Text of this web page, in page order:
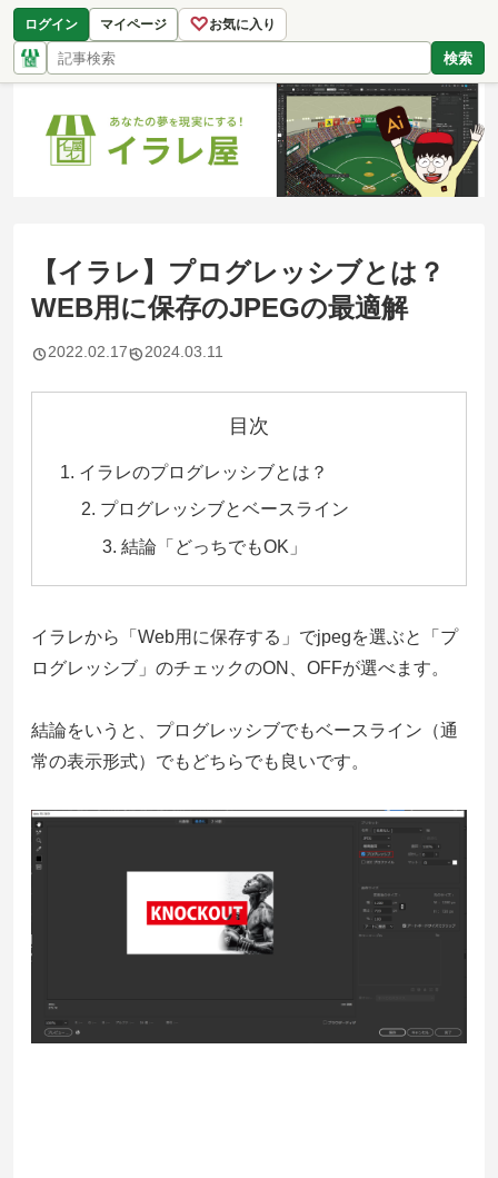
ログイン マイページ ♡お気に入り
検索
【イラレ】プログレッシブとは？
WEB用に保存のJPEGの最適解
2022.02.17 2024.03.11
目次
イラレのプログレッシブとは？
プログレッシブとベースライン
結論「どっちでもOK」
イラレから「Web用に保存する」でjpegを選ぶと「プ
ログレッシブ」のチェックのON、OFFが選べます。
結論をいうと、プログレッシブでもベースライン（通
常の表示形式）でもどちらでも良いです。